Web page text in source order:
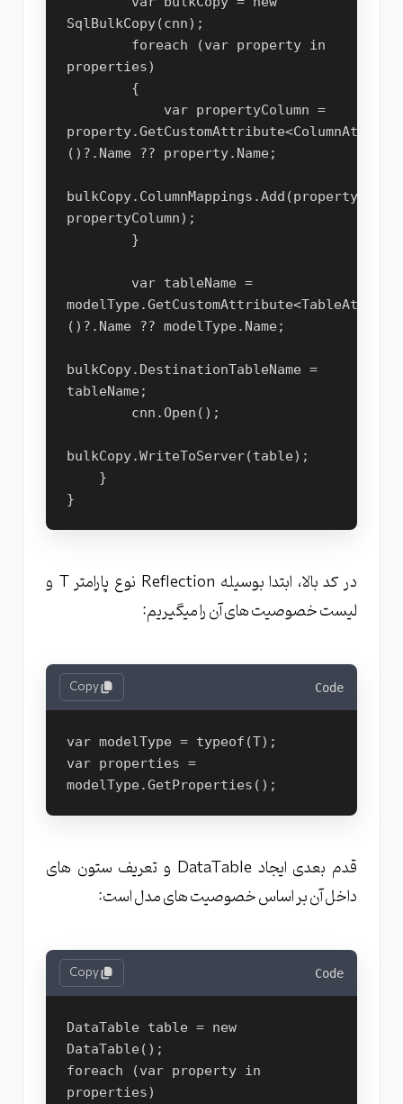
SqlBulkCopy(cnn);
foreach (var property in
properties)
{
var propertyColumn =
()?.Name ?? property.Name;
propertyColumn);
}
var tableName =
()?.Name ?? modelType.Name;
bulkCopy.DestinationTableName =
tableName;
cnn.Open();
bulkCopy.WriteToServer(table);
}
}
در کد بالا، ابتدا بوسیله Reflection نوع پارامتر T و
لیست خصوصیت های آن را میگیریم:
Code
Copy
var modelType = typeof(T);
var properties =
modelType.GetProperties();
قدم بعدی ایجاد DataTable و تعریف ستون های
داخل آن بر اساس خصوصیت های مدل است:
Code
Copy
DataTable table = new
DataTable();
foreach (var property in
properties)